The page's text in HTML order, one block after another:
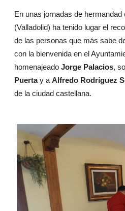
En unas jornadas de
(Valladolid) ha tenido lugar el
de las personas que más sabe
con la bienvenida en el
homenajeado Jorge Palacios,
Puertay a Alfredo Rodríguez
de la ciudad castellana.